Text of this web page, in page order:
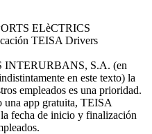
ELèCTRICS
TEISA Drivers
INTERURBANS, S.A. (en
en este texto) la
empleados es una prioridad.
una app gratuita, TEISA
fecha de inicio y finalización